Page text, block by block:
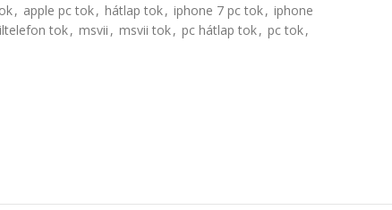
, apple pc tok, hátlap tok, iphone 7 pc tok, iphone
tok, msvii , msvii tok, pc hátlap tok, pc tok,